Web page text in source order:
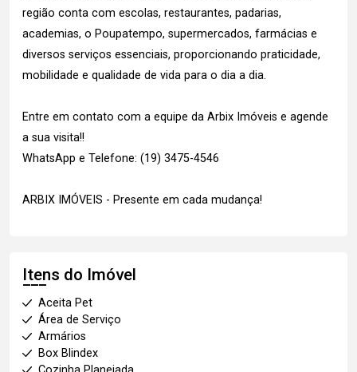
região conta com escolas, restaurantes, padarias,
academias, o Poupatempo, supermercados, farmácias e
diversos serviços essenciais, proporcionando praticidade,
mobilidade e qualidade de vida para o dia a dia.
Entre em contato com a equipe da Arbix Imóveis e agende
a sua visita!!
WhatsApp e Telefone: (19) 3475-4546
ARBIX IMÓVEIS - Presente em cada mudança!
Itens do Imóvel
Aceita Pet
Área de Serviço
Armários
Box Blindex